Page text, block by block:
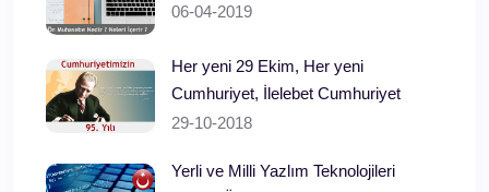
06-04-2019
Her yeni 29 Ekim, Her yeni
Cumhuriyet, İlelebet Cumhuriyet
29-10-2018
Yerli ve Milli Yazlım Teknolojileri